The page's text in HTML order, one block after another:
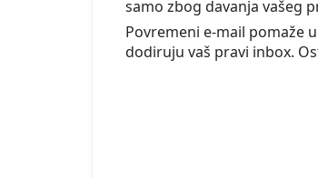
samo zbog davanja vašeg
Povremeni e-mail pomaže
dodiruju vaš pravi inbox.